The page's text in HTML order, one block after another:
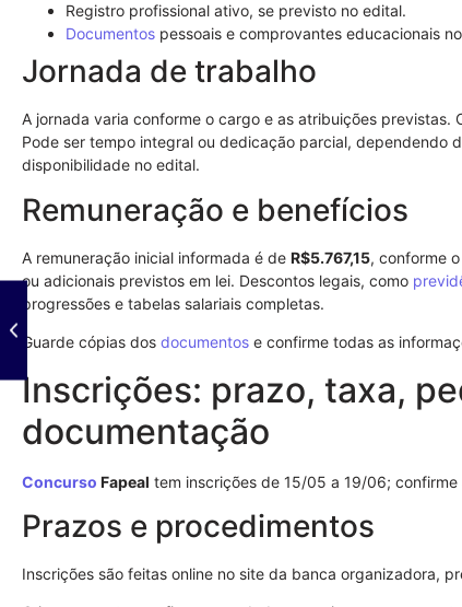
Registro profissional ativo, se previsto no edital.
Documentos pessoais e comprovantes educacionais
Jornada de trabalho
A jornada varia conforme o cargo e as atribuições previstas.
Pode ser tempo integral ou dedicação parcial, dependendo
disponibilidade no edital.
Remuneração e benefícios
A remuneração inicial informada é de R$5.767,15, conforme
ou adicionais previstos em lei. Descontos legais, como
progressões e tabelas salariais completas.
Guarde cópias dos documentos e confirme todas as
Inscrições: prazo, taxa,
documentação
Concurso Fapeal tem inscrições de 15/05 a 19/06; confirme
Prazos e procedimentos
Inscrições são feitas online no site da banca organizadora,